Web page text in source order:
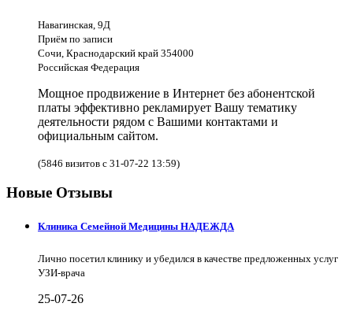
Навагинская, 9Д
Приём по записи
Сочи, Краснодарский край 354000
Российская Федерация
Мощное продвижение в Интернет без абонентской
платы эффективно рекламирует Вашу тематику
деятельности рядом с Вашими контактами и
официальным сайтом.
(5846 визитов с 31-07-22 13:59)
Новые Отзывы
Клиника Семейной Медицины НАДЕЖДА
Лично посетил клинику и убедился в качестве предложенных услуг
УЗИ-врача
25-07-26